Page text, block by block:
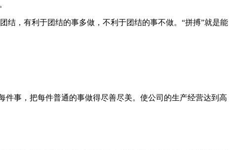
结，有利于团结的事多做，不利于团结的事不做。“拼搏”就是能
件事，把每件普通的事做得尽善尽美。使公司的生产经营达到高